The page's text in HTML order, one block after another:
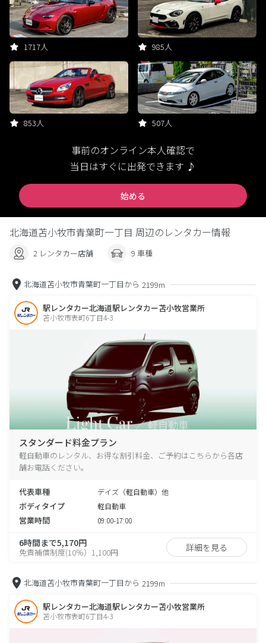
1717人 985人
853人 507人
事前のオンライン本人確認で
当日はすぐに出発できます ♪
始める
北海道苫小牧市青葉町一丁目 周辺のレンタカー情報
2 レンタカー店舗 9 車種
北海道苫小牧市青葉町一丁目から 2199m
駅レンタカー北海道駅レンタカー苫小牧営業所
苫小牧市表町6丁目4-3
スタンダード料金プラン
軽自動車のレンタル、お得な割引料金、ご予約はこちらから各店
舗お電話ください。
代表車種 デイズ（軽自動車）他
ボディタイプ 軽自動車
営業時間 09:00-17:00
6時間まで5,170円
免責補償制度(10％）1,100円 詳細を見る
北海道苫小牧市青葉町一丁目から 2199m
駅レンタカー北海道駅レンタカー苫小牧営業所
苫小牧市表町6丁目4-3